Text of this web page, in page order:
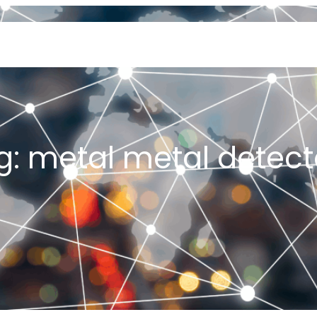
metal metal